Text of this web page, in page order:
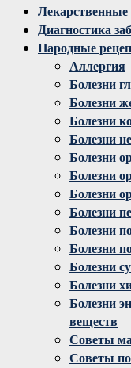
Facebook
Twitter
Instagram
YoutubeЛекарственные
Диагностика
Народные
Аллергия
Болезни
Болезни
Болезни
Болезни
Болезни
Болезни
Болезни
Болезни
Болезни
Болезни
Болезни
Болезни
Болезни
веществ
Советы
Советы